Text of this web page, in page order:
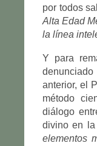
por todos
Alta Edad
la línea
Y para
denunciado
anterior, el
método
diálogo
divino en la
elementos